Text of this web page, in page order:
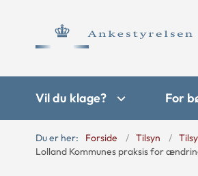
Vil du klage? For
Du er her: Forside Tilsyn
Lolland Kommunes praksis for